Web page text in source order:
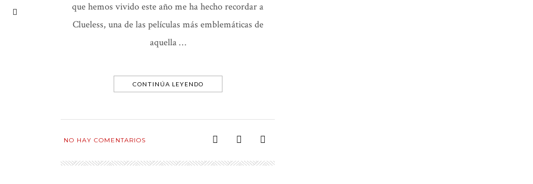
que hemos vivido este año me ha hecho recordar a
Clueless, una de las películas más emblemáticas de
aquella …
CONTINÚA LEYENDO
NO HAY COMENTARIOS